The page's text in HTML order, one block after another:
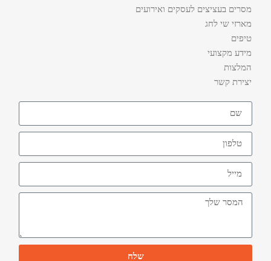
מסרים בעציצים לעסקים ואירועים
מארזי שי לחג
טיפים
מידע מקצועי
המלצות
יצירת קשר
שלח